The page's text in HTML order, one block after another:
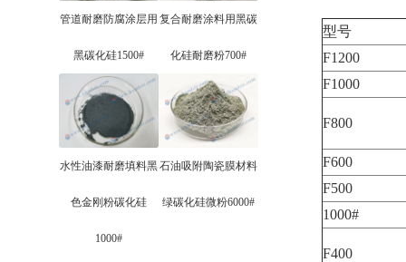
管道耐磨防腐涂层用
黑碳化硅1500#
复合耐磨涂料用黑碳
化硅耐磨粉700#
水性油漆耐磨填料黑
色金刚粉碳化硅
1000#
石油吸附陶瓷膜材料
绿碳化硅微粉6000#
型号
F1200
F1000
F800
F600
F500
1000#
F400